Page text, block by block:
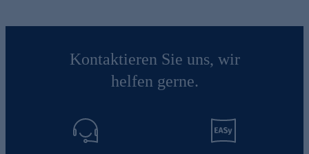
Kontaktieren Sie uns, wir
helfen gerne.